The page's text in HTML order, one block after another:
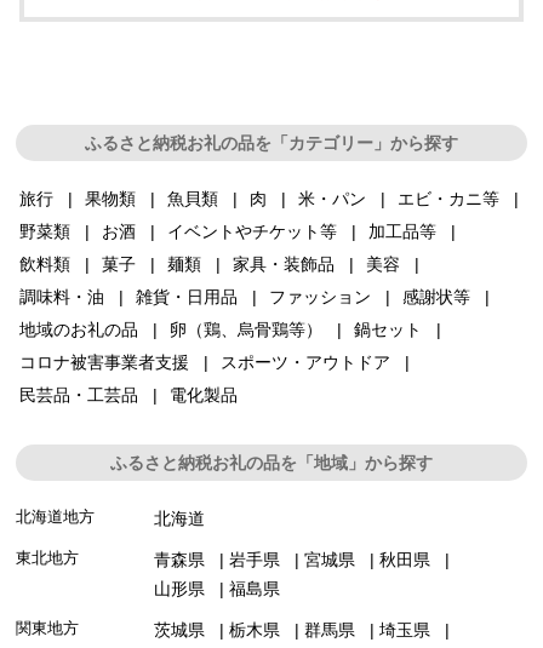
ふるさと納税お礼の品を「カテゴリー」から探す
旅行 果物類 魚貝類 肉 米・パン
エビ・カニ等
野菜類
お酒 イベントやチケット等
加工品等
飲料類
菓子 麺類 家具・装飾品
美容
調味料・油
雑貨・日用品 ファッション
感謝状等
地域のお礼の品
卵（鶏、烏骨鶏等）
鍋セット
コロナ被害事業者支援
スポーツ・アウトドア
民芸品・工芸品
電化製品
ふるさと納税お礼の品を「地域」から探す
北海道地方 北海道
東北地方 青森県 岩手県 宮城県
秋田県
山形県
福島県
関東地方 茨城県 栃木県 群馬県
埼玉県